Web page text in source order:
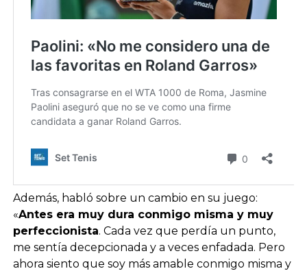
Además, habló sobre un cambio en su juego:
«Antes era muy dura conmigo misma y muy
perfeccionista. Cada vez que perdía un punto,
me sentía decepcionada y a veces enfadada. Pero
ahora siento que soy más amable conmigo misma y